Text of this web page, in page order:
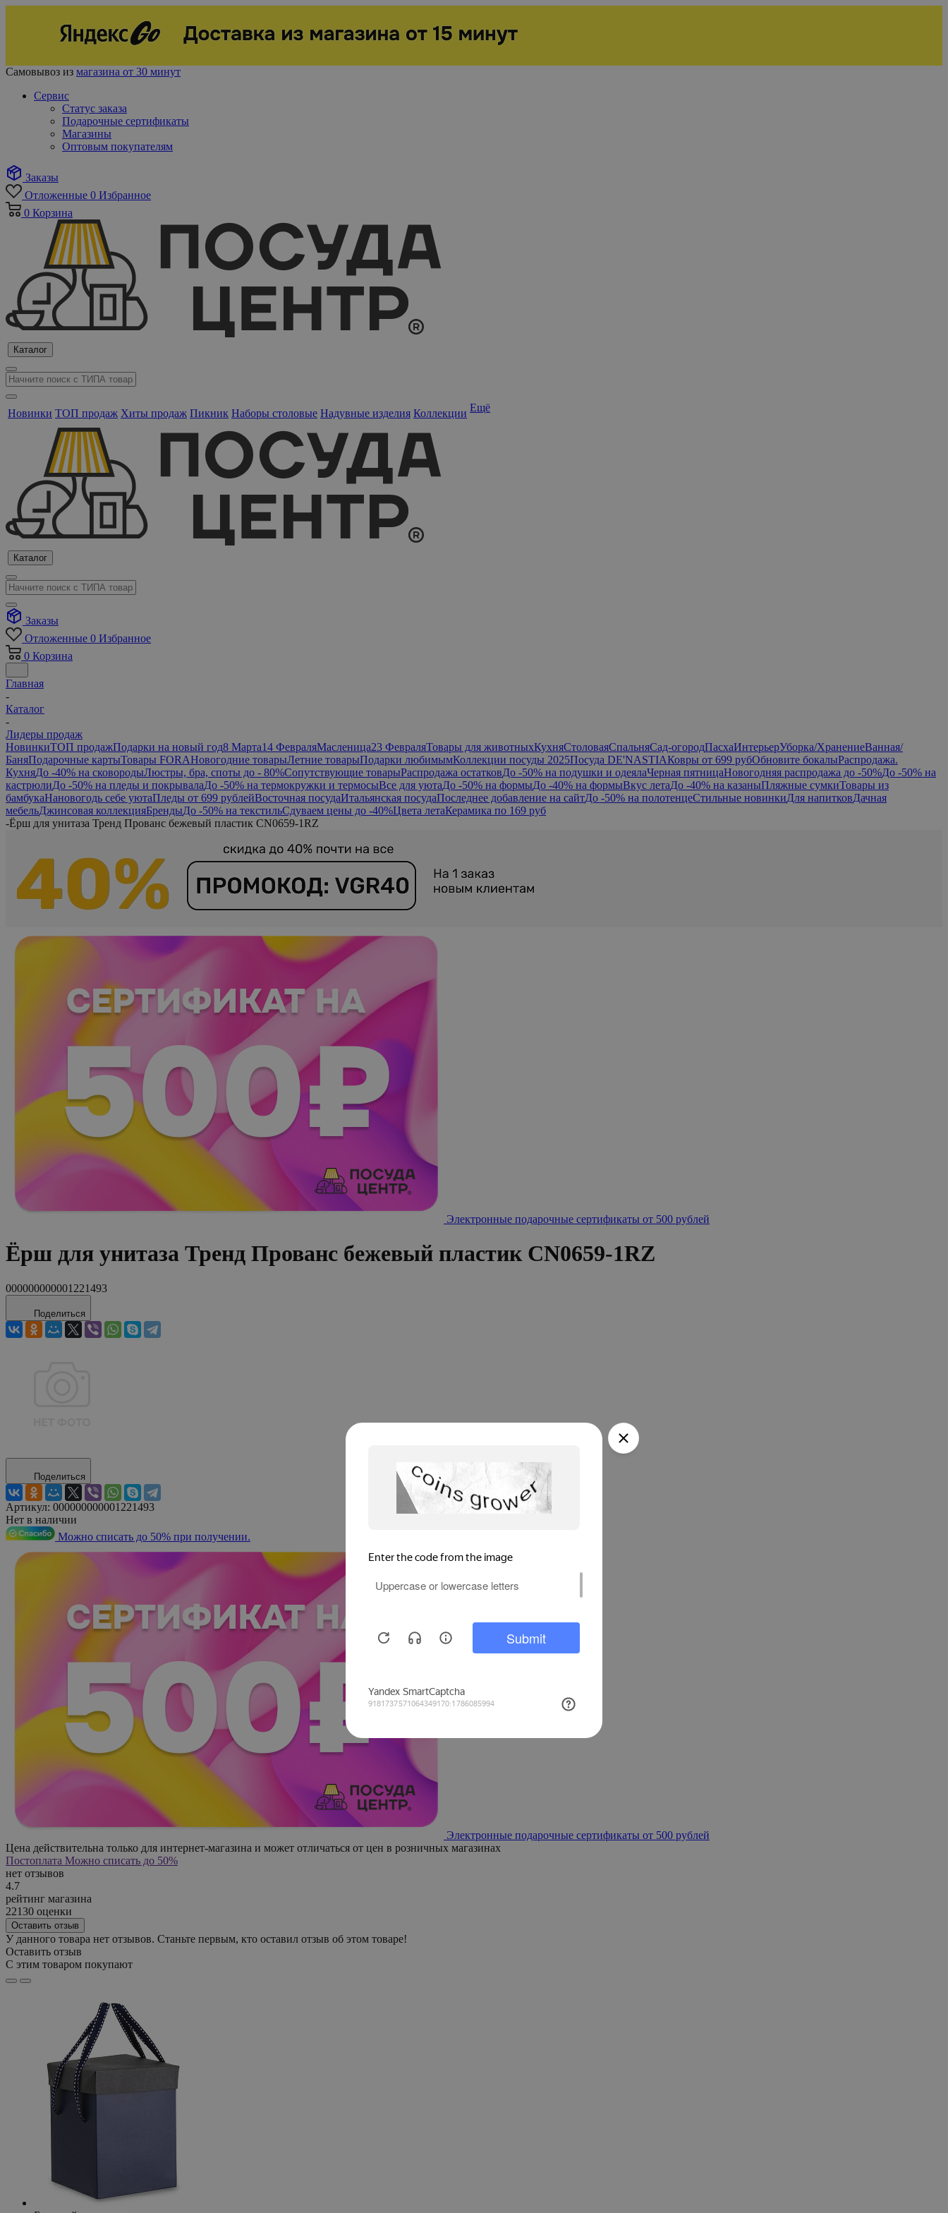
Самовывоз из магазина от 30 минут
Сервис
Статус заказа
Подарочные сертификаты
Магазины
Оптовым покупателям
Заказы
Отложенные 0 Избранное
0 Корзина
Каталог
Новинки ТОП продаж Хиты продаж Пикник Наборы столовые Надувные изделия Коллекции Ещё
Каталог
Заказы
Отложенные 0 Избранное
0 Корзина
Главная
-
Каталог
-
Лидеры продаж
НовинкиТОП продажПодарки на новый год8 Марта14 ФевраляМасленица23 ФевраляТовары для животныхКухняСтоловаяСпальняСад-огородПасхаИнтерьерУборка/ХранениеВанная/
БаняПодарочные картыТовары FORAНовогодние товарыЛетние товарыПодарки любимымКоллекции посуды 2025Посуда DE'NASTIAКовры от 699 рубОбновите бокалыРаспродажа.
КухняДо -40% на сковородыЛюстры, бра, споты до - 80%Сопутствующие товарыРаспродажа остатковДо -50% на подушки и одеялаЧерная пятницаНовогодняя распродажа до -50%До -50% на
кастрюлиДо -50% на пледы и покрывалаДо -50% на термокружки и термосыВсе для уютаДо -50% на формыДо -40% на формыВкус летаДо -40% на казаныПляжные сумкиТовары из
бамбукаНановогодь себе уютаПледы от 699 рублейВосточная посудаИтальянская посудаПоследнее добавление на сайтДо -50% на полотенцеСтильные новинкиДля напитковДачная
мебельДжинсовая коллекцияБрендыДо -50% на текстильСдуваем цены до -40%Цвета летаКерамика по 169 руб
-Ёрш для унитаза Тренд Прованс бежевый пластик CN0659-1RZ
Электронные подарочные сертификаты от 500 рублей
Ёрш для унитаза Тренд Прованс бежевый пластик CN0659-1RZ
000000000001221493
Поделиться
Поделиться
Артикул: 000000000001221493
Нет в наличии
Можно списать до 50% при получении.
Электронные подарочные сертификаты от 500 рублей
Цена действительна только для интернет-магазина и может отличаться от цен в розничных магазинах
Постоплата Можно списать до 50%
нет отзывов
4.7
рейтинг магазина
22130 оценки
Оставить отзыв
У данного товара нет отзывов. Станьте первым, кто оставил отзыв об этом товаре!
Оставить отзыв
С этим товаром покупают